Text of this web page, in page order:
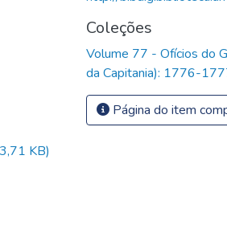
KB)
Coleções
Volume 77 - Ofícios do
da Capitania): 1776-
Página do item